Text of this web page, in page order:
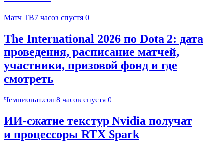
Матч ТВ7 часов спустя 0
The International 2026 по Dota 2: дата
проведения, расписание матчей,
участники, призовой фонд и где
смотреть
Чемпионат.com8 часов спустя 0
ИИ-сжатие текстур Nvidia получат
и процессоры RTX Spark